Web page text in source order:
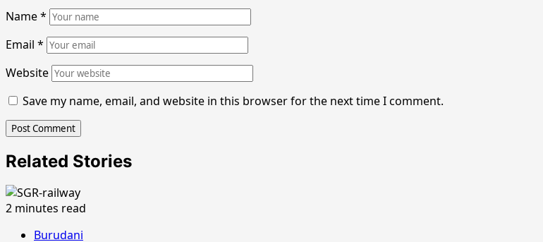
Name*
Email *
Website
Save my name, email, and website in this browser for the next time I comment.
Related Stories
2 minutes read
Burudani